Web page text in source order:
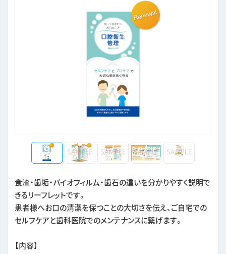
食渣・歯垢・バイオフィルム・歯石の違いを分かりやすく説明で
きるリーフレットです。
患者様へお口の清潔を保つことの大切さを伝え、ご自宅での
セルフケアと歯科医院でのメンテナンスに繋げます。
【内容】